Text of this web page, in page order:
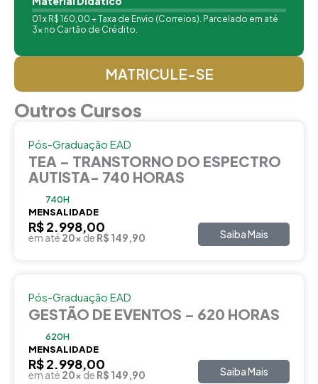
01 x R$ 160,00 + Taxa de Envio (Correios). Parcelado em até
3x no Cartão de Crédito.
MATRICULE-SE
Outros Cursos
Pós-Graduação EAD
TEA – TRANSTORNO DO ESPECTRO
AUTISTA- 740 HORAS
740H
MENSALIDADE
R$ 2.998,00
em até 20xde R$ 149,90 Saiba Mais
Pós-Graduação EAD
GESTÃO DE EVENTOS – 620 HORAS
620H
MENSALIDADE
R$ 2.998,00
em até 20xde R$ 149,90 Saiba Mais